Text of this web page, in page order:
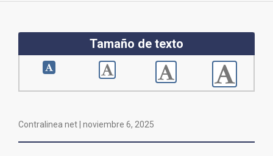
Tamaño de texto
Contralinea net | noviembre 6, 2025